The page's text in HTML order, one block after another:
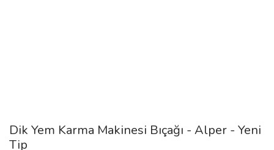
Dik Yem Karma Makinesi Bıçağı - Alper - Yeni
Tip